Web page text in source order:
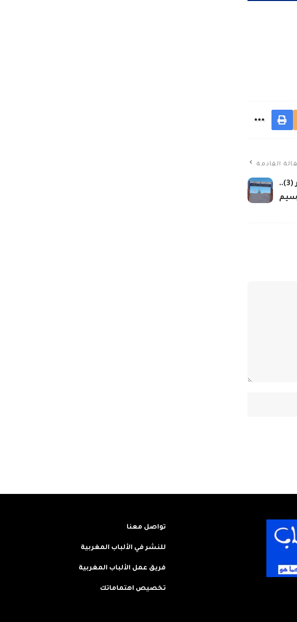
القادمة
ذكريات معلم بجبال الأطلس الصغير (3)..
تواصل معنا
للنشر في الألباب المغربية
فريق عمل الألباب المغربية
تخصيص اهتماماتك